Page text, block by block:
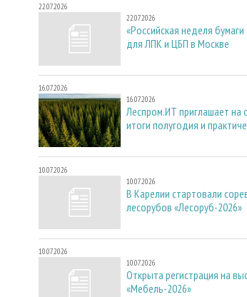
22.07.2026
22.07.2026
«Российская неделя
для ЛПК и ЦБП в Москве
16.07.2026
16.07.2026
Леспром.ИТ приглашает на
итоги полугодия и
10.07.2026
10.07.2026
В Карелии стартовали
лесорубов «Лесоруб-2026»
10.07.2026
10.07.2026
Открыта регистрация на
«Мебель-2026»